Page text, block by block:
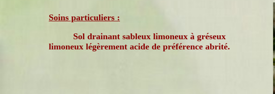
Soins particuliers :
Sol drainant sableux limoneux à gréseux
limoneux légèrement acide de préférence abrité.